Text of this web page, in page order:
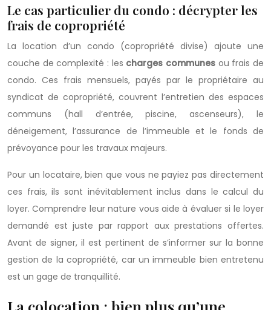
Le cas particulier du condo : décrypter les
frais de copropriété
La location d’un condo (copropriété divise) ajoute une
couche de complexité : les charges communes ou frais de
condo. Ces frais mensuels, payés par le propriétaire au
syndicat de copropriété, couvrent l’entretien des espaces
communs (hall d’entrée, piscine, ascenseurs), le
déneigement, l’assurance de l’immeuble et le fonds de
prévoyance pour les travaux majeurs.
Pour un locataire, bien que vous ne payiez pas directement
ces frais, ils sont inévitablement inclus dans le calcul du
loyer. Comprendre leur nature vous aide à évaluer si le loyer
demandé est juste par rapport aux prestations offertes.
Avant de signer, il est pertinent de s’informer sur la bonne
gestion de la copropriété, car un immeuble bien entretenu
est un gage de tranquillité.